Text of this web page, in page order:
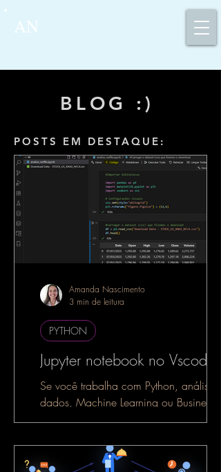
AN
BLOG :)
POSTS EM DESTAQUE:
Jupyter notebook no Vscode
Se você trabalha com Python, análise de
dados, Machine Learning ou Business
Intelligence, é muito provável que já
PYTHON
Amanda Nascimento
3 min de leitura